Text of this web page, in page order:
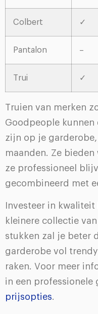
Colbert ✓
Pantalon –
Trui ✓
Truien van merken
Goodpeople kunnen
zijn op je
maanden. Ze
ze professioneel
gecombineerd met
Investeer in
kleinere collectie
stukken zal je beter
garderobe vol
raken. Voor meer
in een professionele
prijsopties.